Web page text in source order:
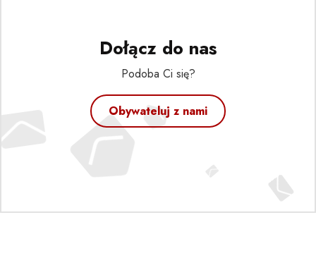
Dołącz do nas
Podoba Ci się?
Obywateluj z nami